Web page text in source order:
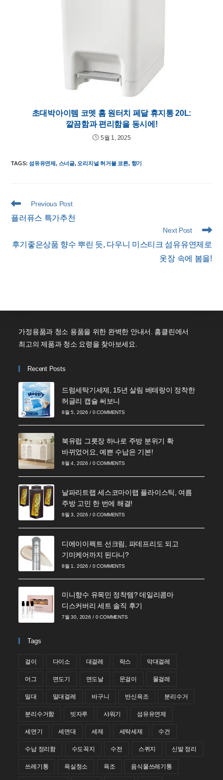
초대박아이템 코멧 홈 원터치 페달 휴지통 20L:
깔끔함과 편리함을 동시에!
5월 1, 2025
TAGS:섬유유연제, 스너글, 오리지널 허거블 코튼, 향기
Read
articles
Previous Post
플러퓨스 특가추천
Next Post
후기좋은상품 향수 뿌린 듯, 다우니 미스티크 섬유유연제로
옷장 속에 봄을!
가정용품과 청소 용품을 위한 완벽한 안내서. 홈클린에서
최고의 제품과 청소 요령을 찾아보세요.
Recent Posts
드럼세탁기세제, 15년 살림 베테랑이 정착한
허글리 캡슐 써보니
8월 5, 2026 / 0 COMMENTS
북유럽 그릇장 하나로 주방 분위기 확
바뀌었어요, 예쁜 수납은 기본!
8월 4, 2026 / 0 COMMENTS
날파리트랩 세스코마이랩 플라이스틱, 여름
주방 고민 한 번에 해결!
8월 3, 2026 / 0 COMMENTS
디에이이펙트 선크림, 파데프리도 되고
기미케어까지 된다니?
8월 1, 2026 / 0 COMMENTS
미니향수 유목민 정착템? 데일리콤마
디스커버리 세트 솔직 후기
7월 30, 2026 / 0 COMMENTS
Tags
걸이 다이소 대걸레 락스 막대걸레
머그 면도기 면도날 문걸이 물걸레
밀대 밀대걸레 바구니 반신욕조 분리수거
분리수거함 빗자루 샤워기 섬유유연제
세면기 세면대 세제 세탁세제 수건
수납 정리함 수도꼭지 수전 스퀴지 신발 정리
쓰레기통 욕실청소 욕조 음식물쓰레기통